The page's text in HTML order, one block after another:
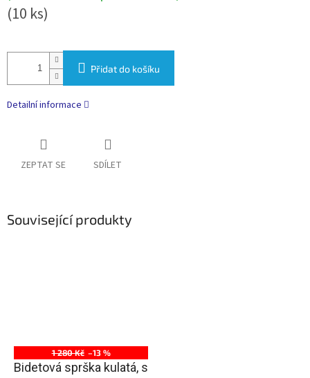
(10 ks)
Přidat do košíku
Detailní informace
ZEPTAT SE SDÍLET
Související produkty
1 280 Kč –13 %
Bidetová sprška kulatá, s